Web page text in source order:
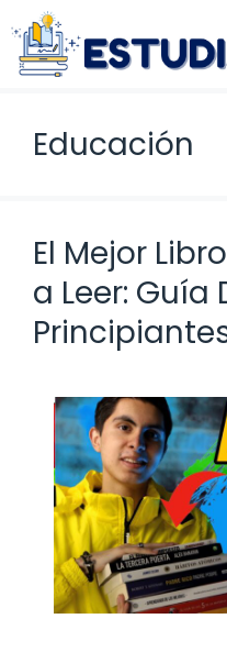
Saltar
al
contenido
Educación
El Mejor
a Leer: